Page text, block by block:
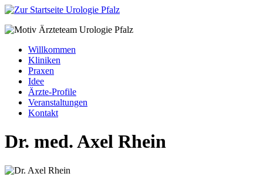
Willkommen
Kliniken
Praxen
Idee
Ärzte-Profile
Veranstaltungen
Kontakt
Dr. med. Axel Rhein